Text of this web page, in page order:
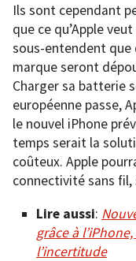
Ils sont cependant
que ce qu’Apple
sous-entendent que
marque seront
Charger sa batterie
européenne passe,
le nouvel iPhone
temps serait la
coûteux. Apple
connectivité sans fil,
Lire aussi:
grâce à
l’incertitude